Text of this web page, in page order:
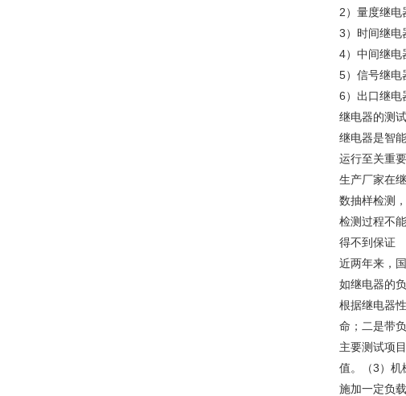
2）量度继电
3）时间继电
4）中间继电
5）信号继电
6）出口继电
继电器的测试
继电器是智
运行至关重
生产厂家在
数抽样检测
检测过程不
得不到保证
近两年来，
如继电器的
根据继电器
命；二是带
主要测试项
值。（3）机
施加一定负